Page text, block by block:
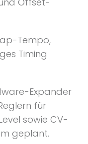
Tempo,
Timing
Expander
für
sowie CV-
geplant.